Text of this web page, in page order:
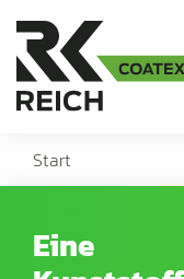
Start
Eine